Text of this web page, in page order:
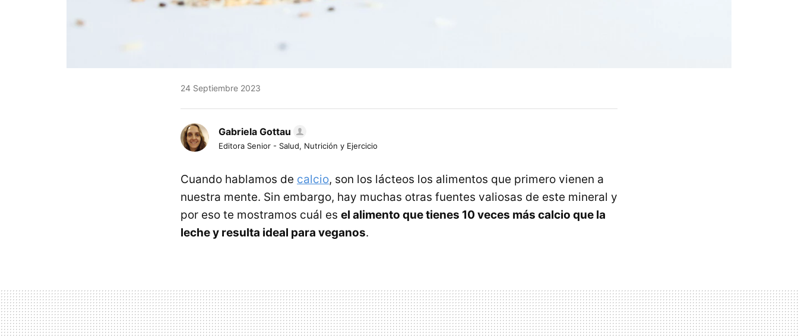
24 Septiembre 2023
Gabriela Gottau
Editora Senior - Salud, Nutrición y Ejercicio
Cuando hablamos de calcio, son los lácteos los alimentos que primero vienen a
nuestra mente. Sin embargo, hay muchas otras fuentes valiosas de este mineral y
por eso te mostramos cuál es el alimento que tienes 10 veces más calcio que la
leche y resulta ideal para veganos.